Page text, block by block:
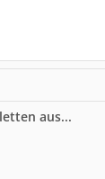
aus...